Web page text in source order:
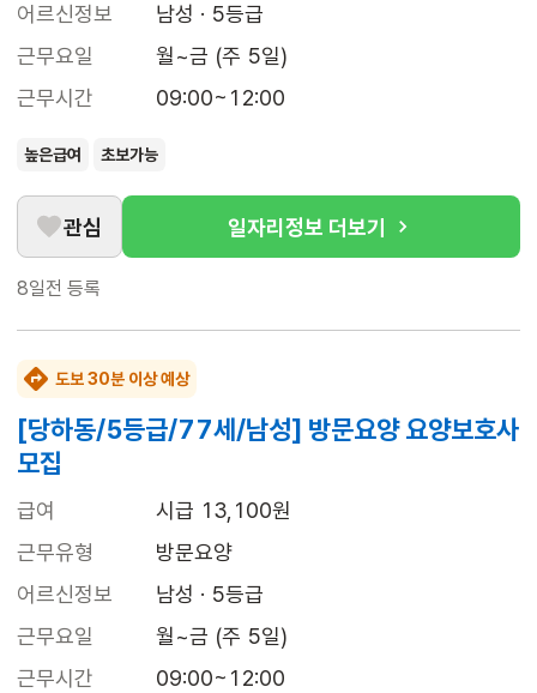
어르신정보
남성 · 5등급
근무요일
월~금 (주 5일)
근무시간
09:00~12:00
높은급여 초보가능
관심 일자리정보 더보기
8일전 등록
도보 30분 이상 예상
[당하동/5등급/77세/남성] 방문요양 요양보호사
모집
급여
시급 13,100원
근무유형
방문요양
어르신정보
남성 · 5등급
근무요일
월~금 (주 5일)
근무시간
09:00~12:00